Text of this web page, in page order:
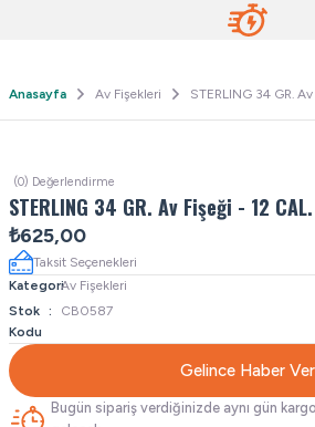
Anasayfa Av Fişekleri STERLING 34 GR.
(0) Değerlendirme
STERLING 34 GR. Av Fişeği - 12 CAL.
₺625,00
Taksit Seçenekleri
KategoriAv Fişekleri
Stok
Kodu
CB0587
Gelince Haber Ver
Bugün sipariş verdiğinizde aynı gün